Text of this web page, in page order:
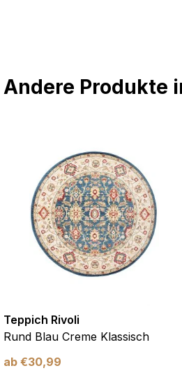
Andere Produkte
Teppich Rivoli
Rund Blau Creme Klassisch
ab €30,99